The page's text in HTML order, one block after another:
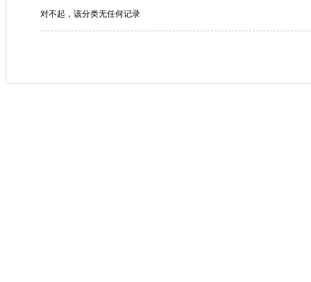
对不起，该分类无任何记录